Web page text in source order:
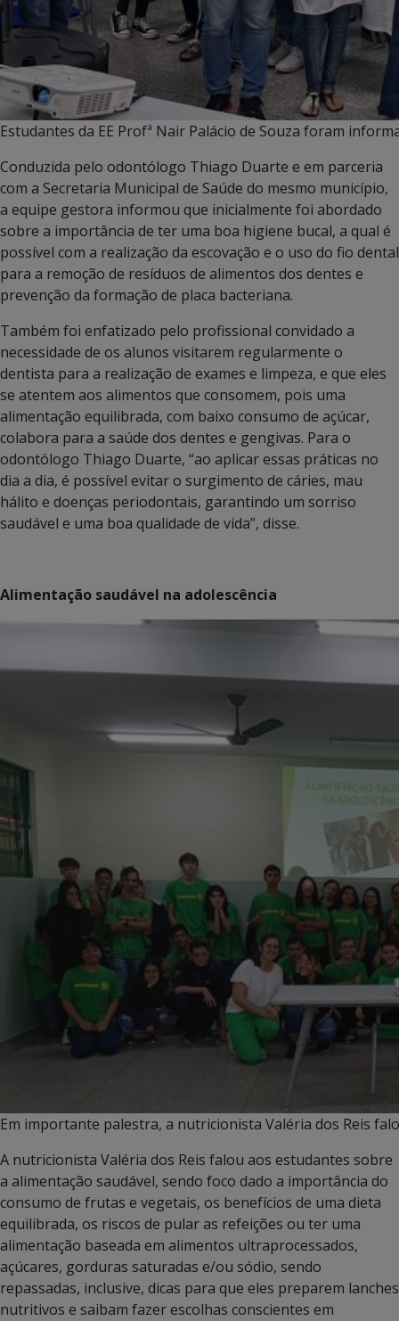
Estudantes da EE Profª Nair Palácio de Souza foram
Conduzida pelo odontólogo Thiago Duarte e em parceria
com a Secretaria Municipal de Saúde do mesmo município,
a equipe gestora informou que inicialmente foi abordado
sobre a importância de ter uma boa higiene bucal, a qual é
possível com a realização da escovação e o uso do fio dental
para a remoção de resíduos de alimentos dos dentes e
prevenção da formação de placa bacteriana.
Também foi enfatizado pelo profissional convidado a
necessidade de os alunos visitarem regularmente o
dentista para a realização de exames e limpeza, e que eles
se atentem aos alimentos que consomem, pois uma
alimentação equilibrada, com baixo consumo de açúcar,
colabora para a saúde dos dentes e gengivas. Para o
odontólogo Thiago Duarte, “ao aplicar essas práticas no
dia a dia, é possível evitar o surgimento de cáries, mau
hálito e doenças periodontais, garantindo um sorriso
saudável e uma boa qualidade de vida”, disse.
Alimentação saudável na adolescência
Em importante palestra, a nutricionista Valéria dos Reis
A nutricionista Valéria dos Reis falou aos estudantes sobre
a alimentação saudável, sendo foco dado a importância do
consumo de frutas e vegetais, os benefícios de uma dieta
equilibrada, os riscos de pular as refeições ou ter uma
alimentação baseada em alimentos ultraprocessados,
açúcares, gorduras saturadas e/ou sódio, sendo
repassadas, inclusive, dicas para que eles preparem lanches
nutritivos e saibam fazer escolhas conscientes em